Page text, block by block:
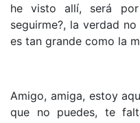
he visto allí, será
seguirme?, la verdad
es tan grande como la
Amigo, amiga, estoy
que no puedes, te